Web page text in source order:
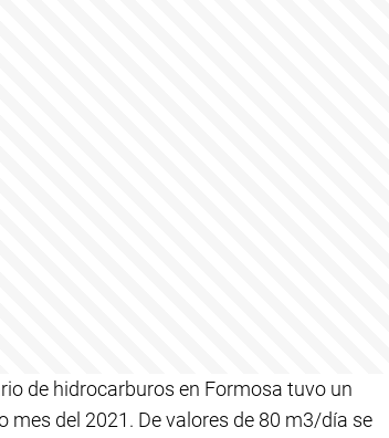
de hidrocarburos en Formosa tuvo un
mes del 2021. De valores de 80 m3/día se